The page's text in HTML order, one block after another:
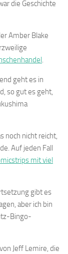
die Geschichte
Amber Blake
.
geht es in
so gut es geht,
noch nicht reicht,
Auf jeden Fall
mit viel
gibt es
aber ich bin
Bingo-
Jeff Lemire, die